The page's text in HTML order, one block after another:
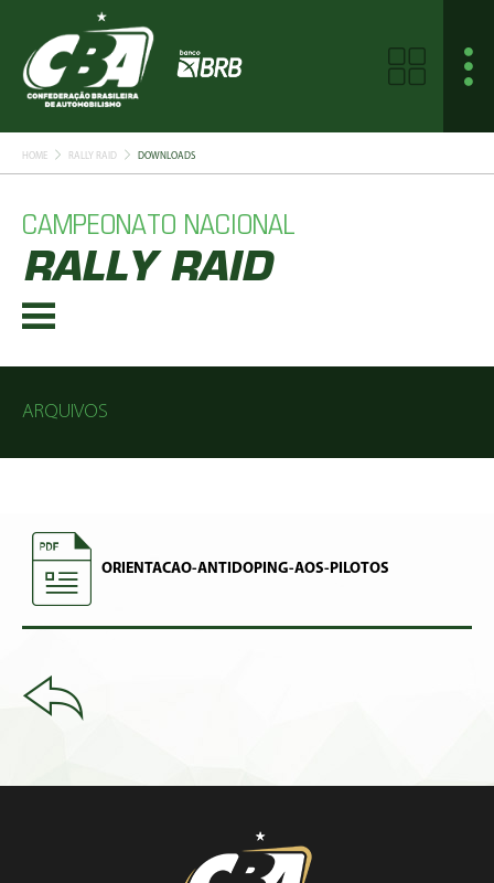
HOME RALLY RAID DOWNLOADS
CAMPEONATO NACIONAL
RALLY RAID
ARQUIVOS
ORIENTACAO-ANTIDOPING-AOS-PILOTOS